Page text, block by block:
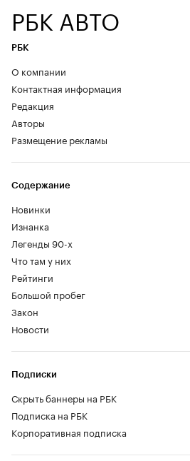
РБК АВТО
РБК
О компании
Контактная информация
Редакция
Авторы
Размещение рекламы
Содержание
Новинки
Изнанка
Легенды 90-х
Что там у них
Рейтинги
Большой пробег
Закон
Новости
Подписки
Скрыть баннеры на РБК
Подписка на РБК
Корпоративная подписка